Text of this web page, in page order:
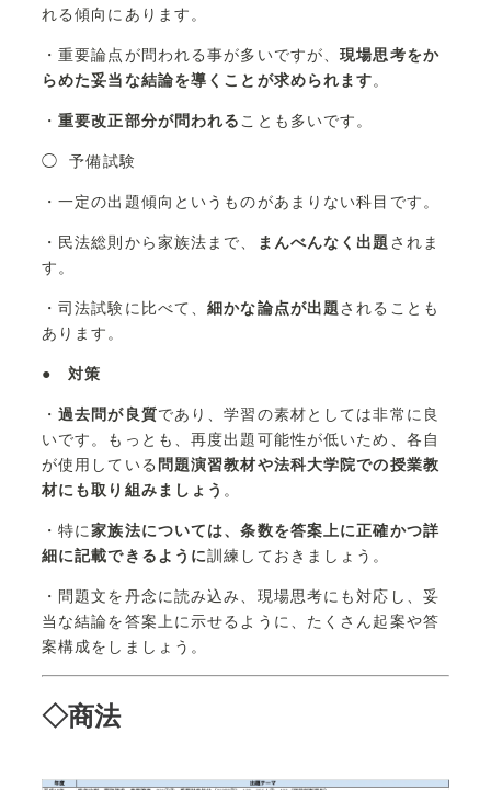
れる傾向にあります。
・重要論点が問われる事が多いですが、現場思考をか
らめた妥当な結論を導くことが求められます。
・重要改正部分が問われる ことも多いです。
◯ 予備試験
・一定の出題傾向というものがあまりない科目です。
・民法総則から家族法まで、 まんべんなく出題 されま
す。
・司法試験に比べて、細かな論点が出題されることも
あります。
●対策
・過去問が良質であり、学習の素材としては非常に良
いです。もっとも、再度出題可能性が低いため、各自
が使用している 問題演習教材や法科大学院での授業教
材にも取り組みましょう 。
・特に家族法については、条数を答案上に正確かつ詳
細に記載できるように訓練しておきましょう。
・問題文を丹念に読み込み、現場思考にも対応し、妥
当な結論を答案上に示せるように、たくさん起案や答
案構成をしましょう。
◇商法